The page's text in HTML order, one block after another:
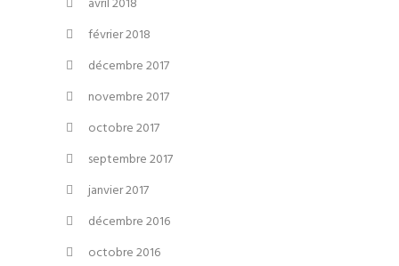
avril 2018
février 2018
décembre 2017
novembre 2017
octobre 2017
septembre 2017
janvier 2017
décembre 2016
octobre 2016